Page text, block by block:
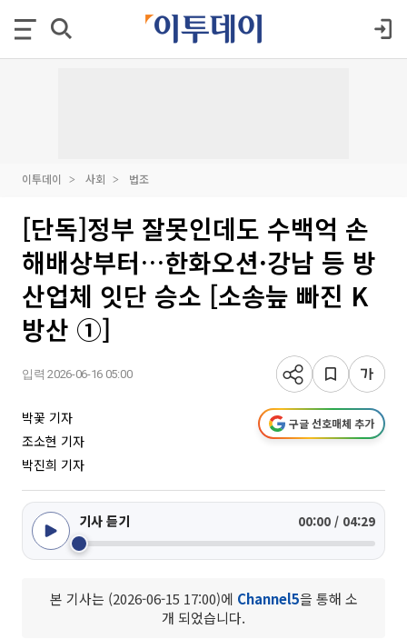
이투데이 사회 법조
[단독]정부 잘못인데도 수백억 손
해배상부터…한화오션·강남 등 방
산업체 잇단 승소 [소송늪 빠진 K
방산 ①]
입력 2026-06-16 05:00
박꽃 기자
조소현 기자
박진희 기자
구글 선호매체 추가
기사 듣기 00:00 / 04:29
본 기사는 (2026-06-15 17:00)에 Channel5을 통해 소
개 되었습니다.